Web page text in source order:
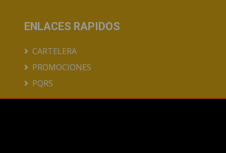
ENLACES RAPIDOS
CARTELERA
PROMOCIONES
PQRS